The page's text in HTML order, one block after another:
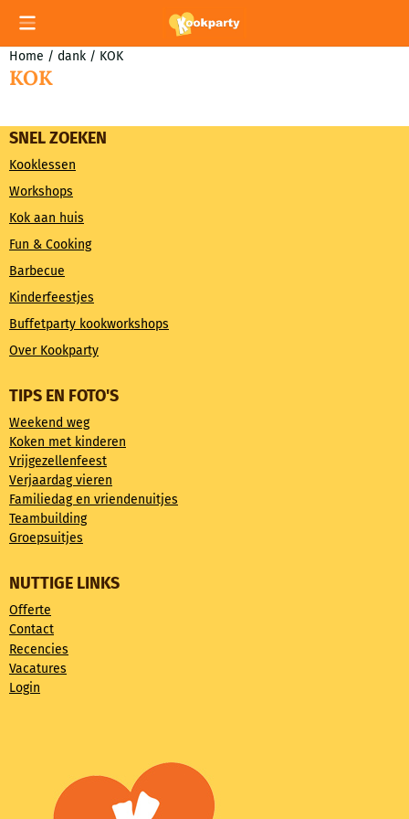
Cookievoorkeuren zijn momenteel gesloten.
Home / dank / KOK
KOK
SNEL ZOEKEN
Kooklessen
Workshops
Kok aan huis
Fun & Cooking
Barbecue
Kinderfeestjes
Buffetparty kookworkshops
Over Kookparty
TIPS EN FOTO'S
Weekend weg
Koken met kinderen
Vrijgezellenfeest
Verjaardag vieren
Familiedag en vriendenuitjes
Teambuilding
Groepsuitjes
NUTTIGE LINKS
Offerte
Contact
Recencies
Vacatures
Login